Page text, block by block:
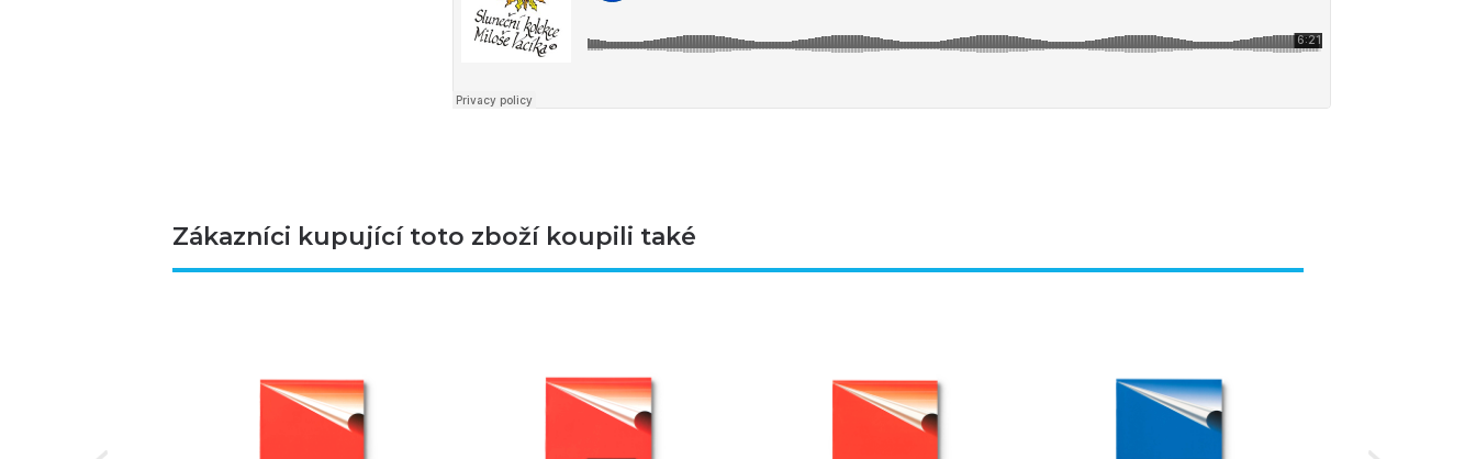
Zákazníci kupující toto zboží koupili také